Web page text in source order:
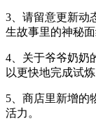
3、请留意更新动
生故事里的神秘面
4、关于爷爷奶奶
以更快地完成试炼
5、商店里新增的
活力。